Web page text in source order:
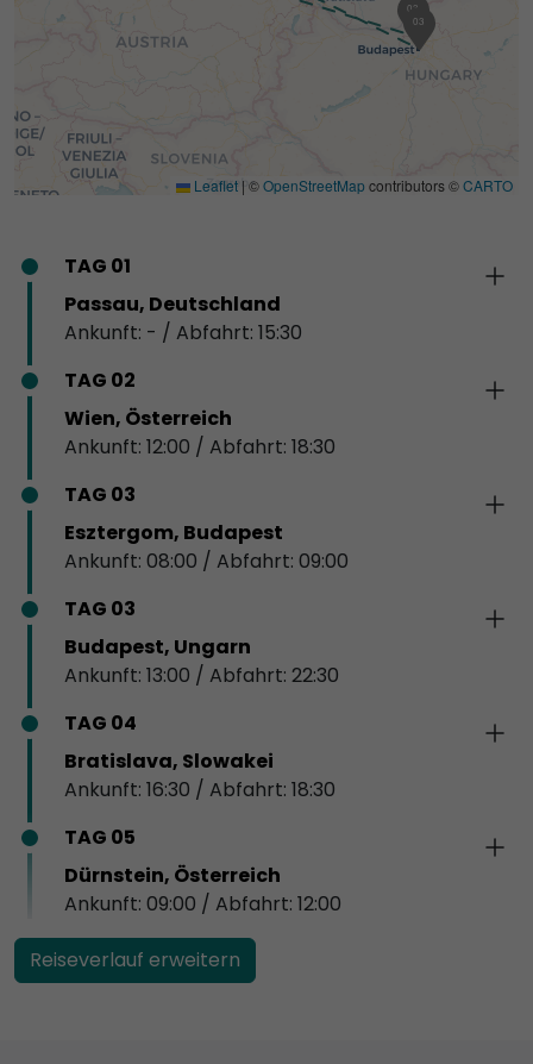
03
03
Leaflet | ©OpenStreetMapcontributors ©CARTO
TAG 01
Passau, Deutschland
Ankunft: - / Abfahrt: 15:30
TAG 02
Wien, Österreich
Ankunft: 12:00 / Abfahrt: 18:30
TAG 03
Esztergom, Budapest
Ankunft: 08:00 / Abfahrt: 09:00
TAG 03
Budapest, Ungarn
Ankunft: 13:00 / Abfahrt: 22:30
TAG 04
Bratislava, Slowakei
Ankunft: 16:30 / Abfahrt: 18:30
TAG 05
Dürnstein, Österreich
Ankunft: 09:00 / Abfahrt: 12:00
Reiseverlauf erweitern